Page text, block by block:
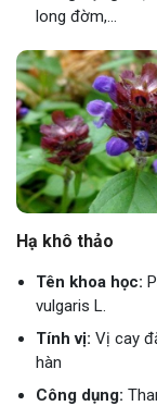
long đờm,...
Hạ khô thảo
Tên khoa học:
vulgaris L.
Tính vị: Vị cay
hàn
Công dụng: